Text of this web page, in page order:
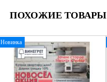
ПОХОЖИЕ ТОВАРЫ
Новинка